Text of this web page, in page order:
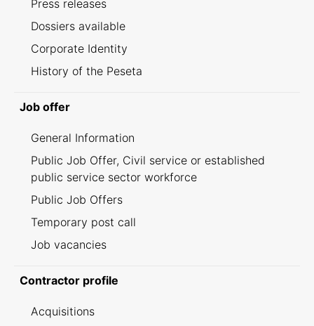
Press releases
Dossiers available
Corporate Identity
History of the Peseta
Job offer
General Information
Public Job Offer, Civil service or established
public service sector workforce
Public Job Offers
Temporary post call
Job vacancies
Contractor profile
Acquisitions